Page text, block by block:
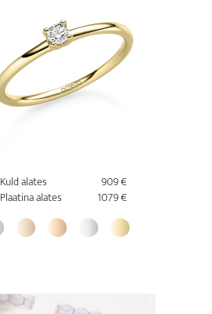
Kuld alates
909 €
Plaatina alates
1079 €